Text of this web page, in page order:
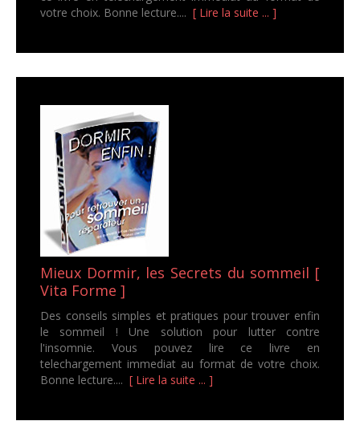
votre choix. Bonne lecture.... [ Lire la suite ... ]
Mieux Dormir, les Secrets du sommeil [
Vita Forme ]
Des conseils simples et pratiques pour trouver enfin
le sommeil ! Une solution pour lutter contre
l'insomnie. Vous pouvez lire ce livre en
telechargement immediat au format de votre choix.
Bonne lecture.... [ Lire la suite ... ]